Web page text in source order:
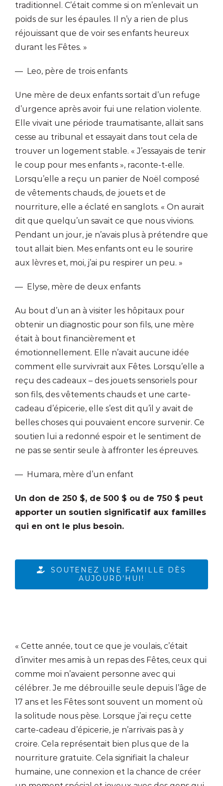
traditionnel. C’était comme si on m’enlevait un
poids de sur les épaules. Il n’y a rien de plus
réjouissant que de voir ses enfants heureux
durant les Fêtes. »
— Leo, père de trois enfants
Une mère de deux enfants sortait d’un refuge
d’urgence après avoir fui une relation violente.
Elle vivait une période traumatisante, allait sans
cesse au tribunal et essayait dans tout cela de
trouver un logement stable. « J’essayais de tenir
le coup pour mes enfants », raconte-t-elle.
Lorsqu’elle a reçu un panier de Noël composé
de vêtements chauds, de jouets et de
nourriture, elle a éclaté en sanglots. « On aurait
dit que quelqu’un savait ce que nous vivions.
Pendant un jour, je n’avais plus à prétendre que
tout allait bien. Mes enfants ont eu le sourire
aux lèvres et, moi, j’ai pu respirer un peu. »
— Elyse, mère de deux enfants
Au bout d’un an à visiter les hôpitaux pour
obtenir un diagnostic pour son fils, une mère
était à bout financièrement et
émotionnellement. Elle n’avait aucune idée
comment elle survivrait aux Fêtes. Lorsqu’elle a
reçu des cadeaux – des jouets sensoriels pour
son fils, des vêtements chauds et une carte-
cadeau d’épicerie, elle s’est dit qu’il y avait de
belles choses qui pouvaient encore survenir. Ce
soutien lui a redonné espoir et le sentiment de
ne pas se sentir seule à affronter les épreuves.
— Humara, mère d’un enfant
Un don de 250 $, de 500 $ ou de 750 $ peut
apporter un soutien significatif aux familles
qui en ont le plus besoin.
SOUTENEZ UNE FAMILLE DÈS
AUJOURD’HUI!
« Cette année, tout ce que je voulais, c’était
d’inviter mes amis à un repas des Fêtes, ceux qui
comme moi n’avaient personne avec qui
célébrer. Je me débrouille seule depuis l’âge de
17 ans et les Fêtes sont souvent un moment où
la solitude nous pèse. Lorsque j’ai reçu cette
carte-cadeau d’épicerie, je n’arrivais pas à y
croire. Cela représentait bien plus que de la
nourriture gratuite. Cela signifiait la chaleur
humaine, une connexion et la chance de créer